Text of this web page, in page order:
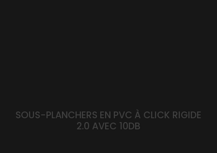
SOUS-PLANCHERS EN PVC À CLICK RIGIDE
2.0 AVEC 10DB